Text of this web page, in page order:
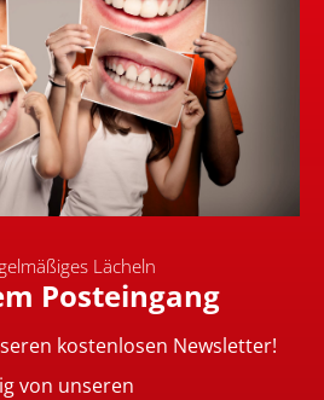
Lächeln
Posteingang
kostenlosen Newsletter!
von unseren